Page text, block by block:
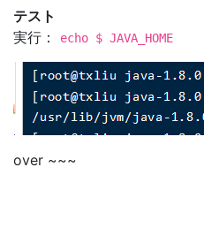
テスト
実行：
echo $ JAVA_HOME
over ~~~